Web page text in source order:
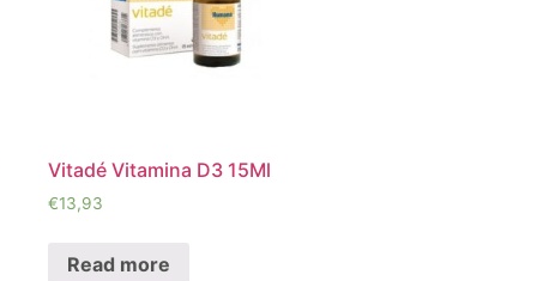
Vitadé Vitamina D3 15Ml
€13,93
Read more